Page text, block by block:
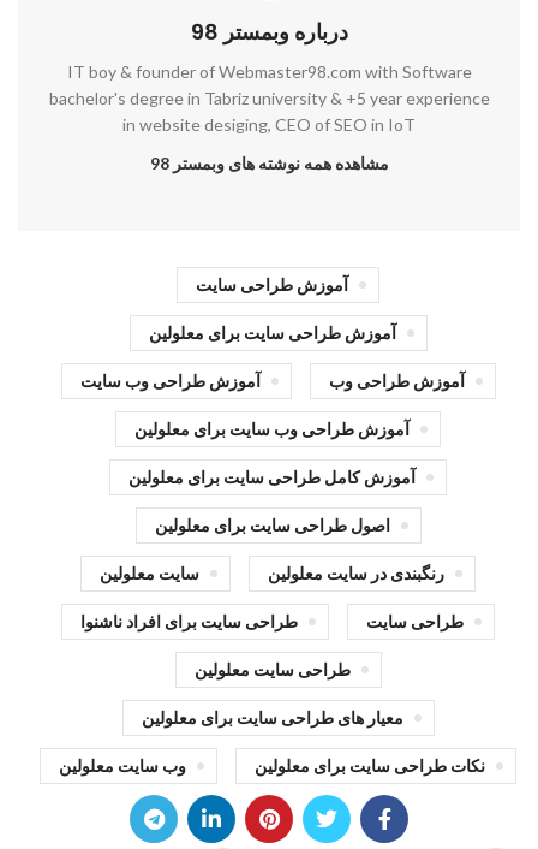
درباره وبمستر 98
IT boy & founder of Webmaster98.com with Software
bachelor's degree in Tabriz university & +5 year experience
in website desiging, CEO of SEO in IoT
مشاهده همه نوشته های وبمستر 98
آموزش طراحی سایت
آموزش طراحی سایت برای معلولین
آموزش طراحی وب آموزش طراحی وب سایت
آموزش طراحی وب سایت برای معلولین
آموزش کامل طراحی سایت برای معلولین
اصول طراحی سایت برای معلولین
رنگبندی در سایت معلولین سایت معلولین
طراحی سایت طراحی سایت برای افراد ناشنوا
طراحی سایت معلولین
معیار های طراحی سایت برای معلولین
نکات طراحی سایت برای معلولین وب سایت معلولین